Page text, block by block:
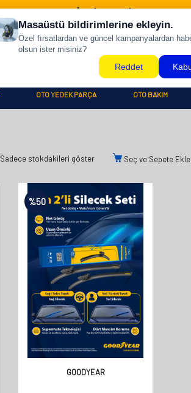
500 TL ÜZERİ KARGO BİZDEN !
OTO YEDEK PARÇA OTO BAKIM
Sadece stokdakileri göster Seç ve Sepete Ekle
%50
GOODYEAR